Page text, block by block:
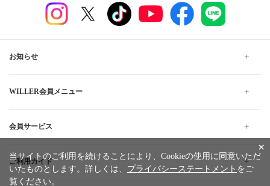
お知らせ
WILLER会員メニュー
会員サービス
ご利用ガイド
×
当サイトのご利用を続けることにより、Cookieの使用に同意いただ
いたものとします。詳しくは、 プライバシーステートメント をご
覧ください。